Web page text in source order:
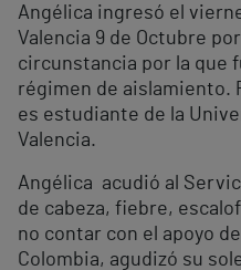
Angélica ingresó el
Valencia 9 de Octubre
circunstancia por la que
régimen de aislamiento.
es estudiante de la
Valencia.
Angélica acudió al
de cabeza, fiebre,
no contar con el apoyo
Colombia, agudizó su